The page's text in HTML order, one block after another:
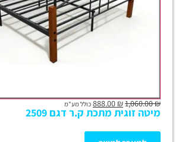
₪
1,060.00
₪ כולל מע"מ
מיטה זוגית מתכת ק.ר דגם 2509